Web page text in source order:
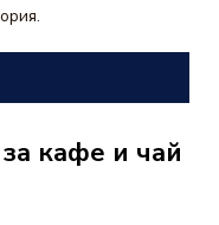
кафе и чай